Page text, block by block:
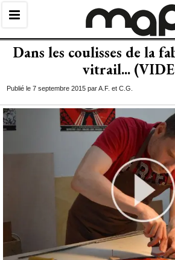
Dans les coulisses de la
vitrail...
Publié le 7 septembre 2015 par A.F. et C.G.